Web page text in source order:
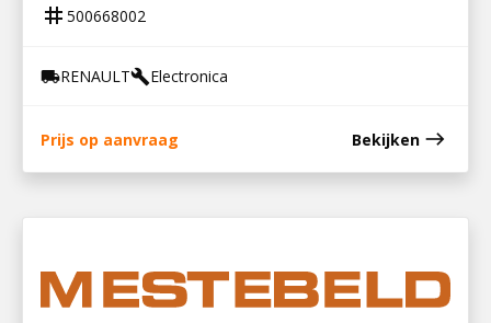
tag 500668002
local_shippingRENAULTbuildElectronica
Prijs op aanvraag Bekijken east